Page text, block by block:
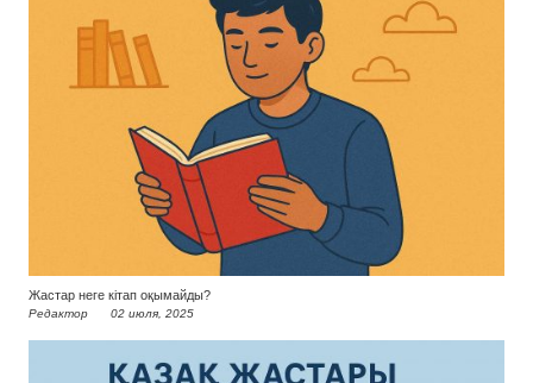
Жастар неге кітап оқымайды?
Редактор 02 июля, 2025